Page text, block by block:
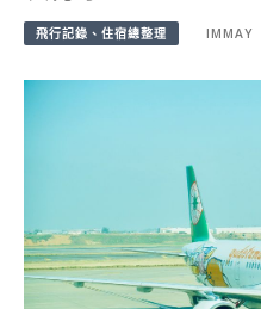
飛行記錄、住宿總整理 IMMAY